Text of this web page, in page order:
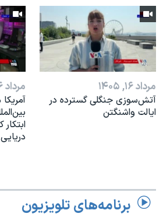
مرداد ۱۶, ۱۴۰۵
آتش‌سوزی جنگلی گسترده در
ایالت واشنگتن
مرداد ۱۶, ۱۴۰۵
دریایی
برنامه‌های تلویزیون